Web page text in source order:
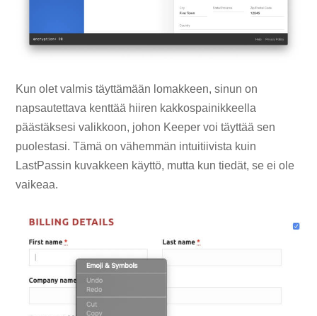
Kun olet valmis täyttämään lomakkeen, sinun on
napsautettava kenttää hiiren kakkospainikkeella
päästäksesi valikkoon, johon Keeper voi täyttää sen
puolestasi. Tämä on vähemmän intuitiivista kuin
LastPassin kuvakkeen käyttö, mutta kun tiedät, se ei ole
vaikeaa.